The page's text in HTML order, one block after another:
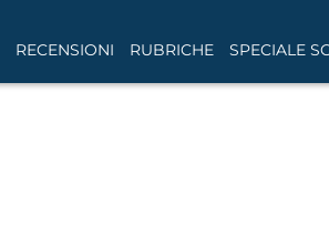
RECENSIONI RUBRICHE SPECIALE